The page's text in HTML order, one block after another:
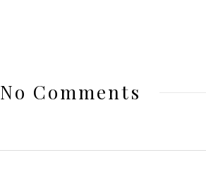
No Comments